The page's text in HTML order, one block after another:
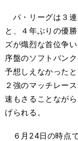
パ・リーグは３連
と、４年ぶりの優
ズが熾烈な首位争
序盤のソフトバン
予想しえなかった
２強のマッチレー
速もさることなが
げられる。
６月24日の時点